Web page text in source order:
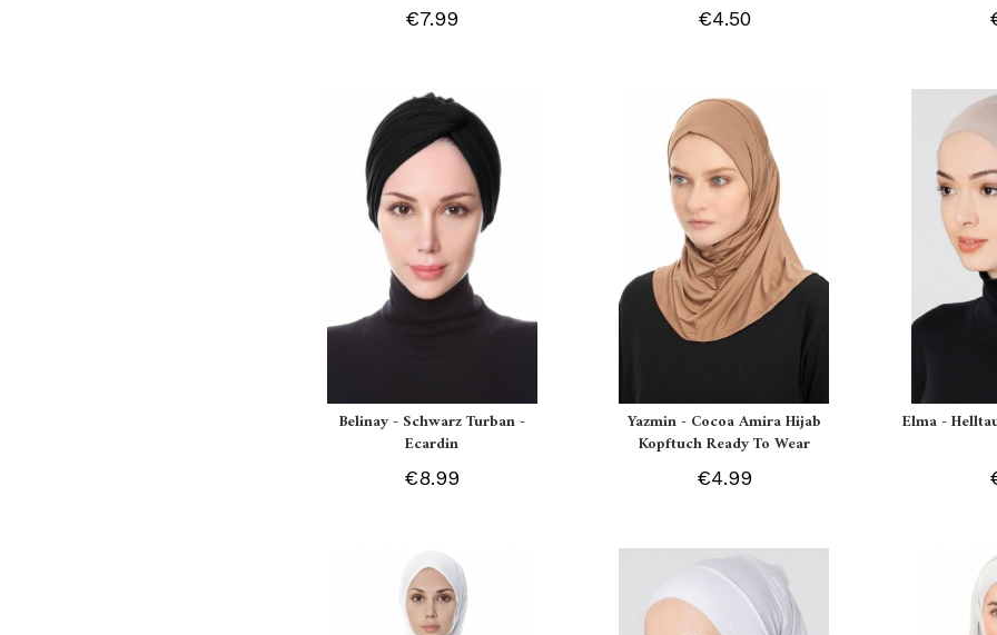
€7.99 €4.50
Belinay - Schwarz Turban -
Ecardin
€8.99
Yazmin - Cocoa Amira Hijab
Kopftuch Ready To Wear
€4.99
Elma -